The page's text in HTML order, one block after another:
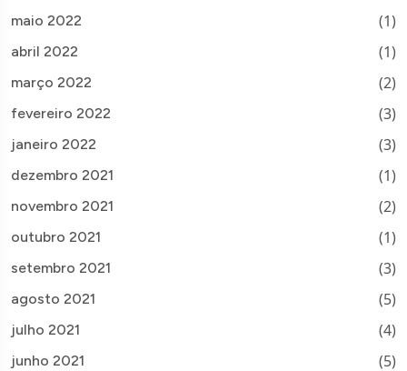
maio 2022 (1)
abril 2022 (1)
março 2022 (2)
fevereiro 2022 (3)
janeiro 2022 (3)
dezembro 2021 (1)
novembro 2021 (2)
outubro 2021 (1)
setembro 2021 (3)
agosto 2021 (5)
julho 2021 (4)
junho 2021 (5)